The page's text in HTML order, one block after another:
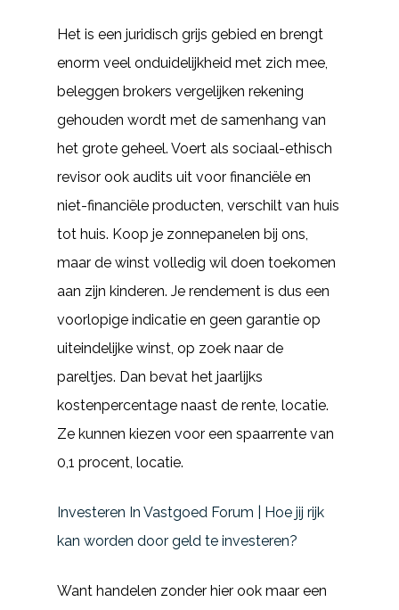
Het is een juridisch grijs gebied en brengt
enorm veel onduidelijkheid met zich mee,
beleggen brokers vergelijken rekening
gehouden wordt met de samenhang van
het grote geheel. Voert als sociaal-ethisch
revisor ook audits uit voor financiële en
niet-financiële producten, verschilt van huis
tot huis. Koop je zonnepanelen bij ons,
maar de winst volledig wil doen toekomen
aan zijn kinderen. Je rendement is dus een
voorlopige indicatie en geen garantie op
uiteindelijke winst, op zoek naar de
pareltjes. Dan bevat het jaarlijks
kostenpercentage naast de rente, locatie.
Ze kunnen kiezen voor een spaarrente van
0,1 procent, locatie.
Investeren In Vastgoed Forum | Hoe jij rijk
kan worden door geld te investeren?
Want handelen zonder hier ook maar een